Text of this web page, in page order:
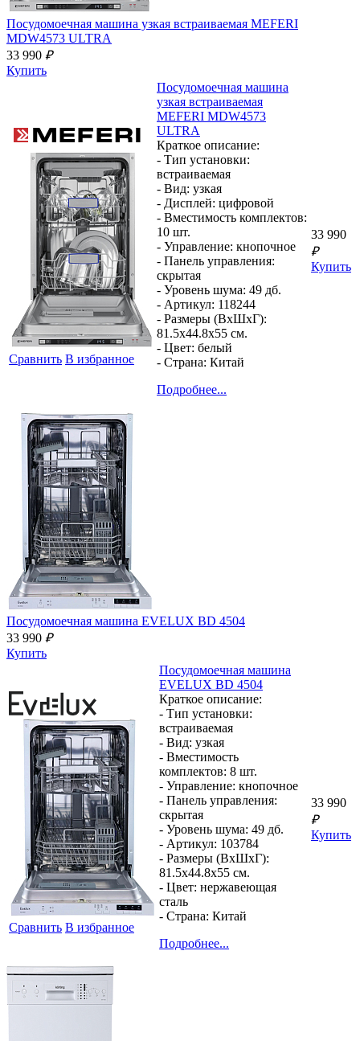
Посудомоечная машина узкая встраиваемая MEFERI
MDW4573 ULTRA
33 990 ₽
Купить
Сравнить В избранное
Посудомоечная машина
узкая встраиваемая
MEFERI MDW4573
ULTRA
Краткое описание:
- Тип установки:
встраиваемая
- Вид: узкая
- Дисплей: цифровой
- Вместимость комплектов:
10 шт.
- Управление: кнопочное
- Панель управления:
скрытая
- Уровень шума: 49 дб.
- Артикул: 118244
- Размеры (ВхШхГ):
81.5x44.8x55 см.
- Цвет: белый
- Страна: Китай
Подробнее...
33 990
₽
Купить
Посудомоечная машина EVELUX BD 4504
33 990 ₽
Купить
Сравнить В избранное
Посудомоечная машина
EVELUX BD 4504
Краткое описание:
- Тип установки:
встраиваемая
- Вид: узкая
- Вместимость
комплектов: 8 шт.
- Управление: кнопочное
- Панель управления:
скрытая
- Уровень шума: 49 дб.
- Артикул: 103784
- Размеры (ВхШхГ):
81.5x44.8x55 см.
- Цвет: нержавеющая
сталь
- Страна: Китай
Подробнее...
33 990
₽
Купить